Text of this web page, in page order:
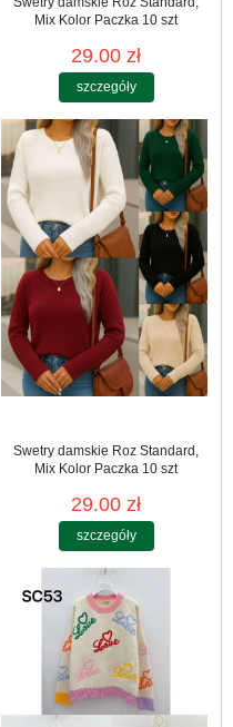
Mix Kolor Paczka 10 szt
29.00 zł
szczegóły
Swetry damskie Roz Standard,
Mix Kolor Paczka 10 szt
29.00 zł
szczegóły